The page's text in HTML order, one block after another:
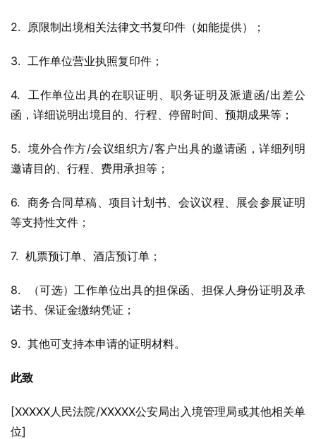
2.  原限制出境相关法律文书复印件（如能提供）；
3.  工作单位营业执照复印件；
4.  工作单位出具的在职证明、职务证明及派遣函/出差公
函，详细说明出境目的、行程、停留时间、预期成果等；
5.  境外合作方/会议组织方/客户出具的邀请函，详细列明
邀请目的、行程、费用承担等；
6.  商务合同草稿、项目计划书、会议议程、展会参展证明
等支持性文件；
7.  机票预订单、酒店预订单；
8.  （可选）工作单位出具的担保函、担保人身份证明及承
诺书、保证金缴纳凭证；
9.  其他可支持本申请的证明材料。
此致
[XXXXX人民法院/XXXXX公安局出入境管理局或其他相关单
位]